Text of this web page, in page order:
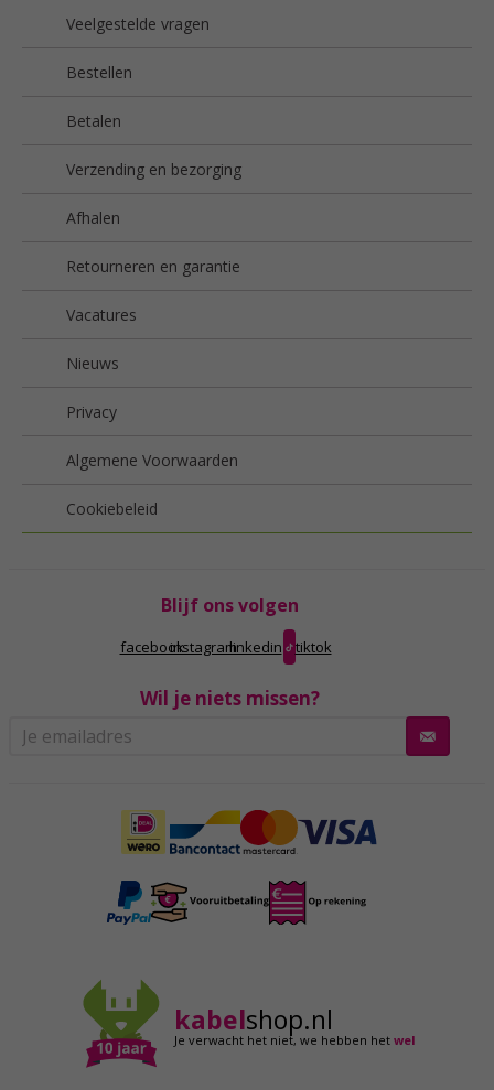
Veelgestelde vragen
Bestellen
Betalen
Verzending en bezorging
Afhalen
Retourneren en garantie
Vacatures
Nieuws
Privacy
Algemene Voorwaarden
Cookiebeleid
Blijf ons volgen
facebookinstagramlinkedin tiktok
Wil je niets missen?
kabelshop.nl
Je verwacht het niet,we hebben hetwel